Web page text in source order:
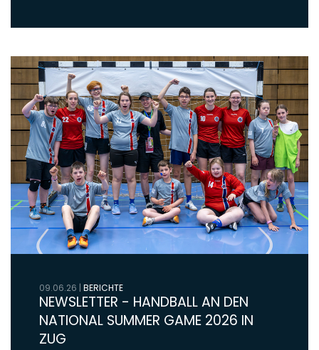
09.06.26 | BERICHTE
NEWSLETTER - HANDBALL AN DEN
NATIONAL SUMMER GAME 2026 IN
ZUG